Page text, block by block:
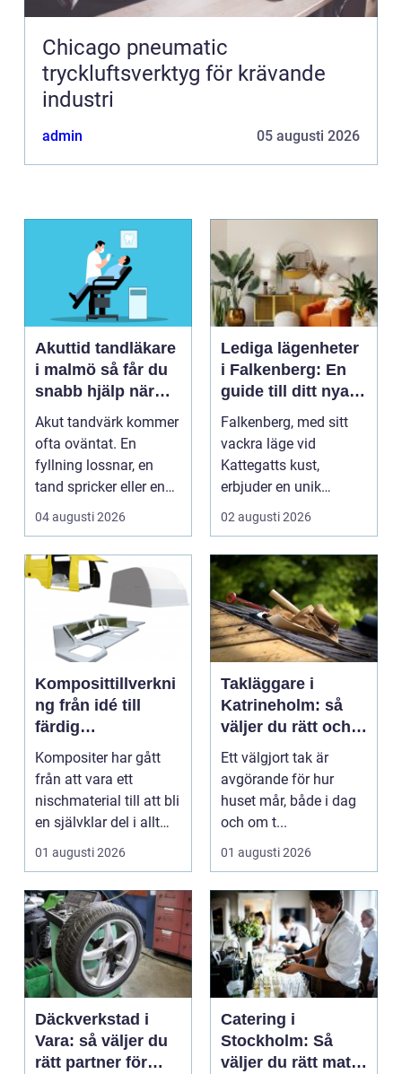
Chicago pneumatic
tryckluftsverktyg för krävande
industri
admin 05 augusti 2026
Akuttid tandläkare
i malmö så får du
snabb hjälp när
tanden gör ont
Akut tandvärk kommer
ofta oväntat. En
fyllning lossnar, en
tand spricker eller en
visdomstand svulln...
04 augusti 2026
Lediga lägenheter
i Falkenberg: En
guide till ditt nya
hem
Falkenberg, med sitt
vackra läge vid
Kattegatts kust,
erbjuder en unik
livsupplevelse för ...
02 augusti 2026
Komposittillverkni
ng från idé till
färdig
högpresterande
produkt
Kompositer har gått
från att vara ett
nischmaterial till att bli
en självklar del i allt
från vindkr...
01 augusti 2026
Takläggare i
Katrineholm: så
väljer du rätt och
får ett tak som
håller
Ett välgjort tak är
avgörande för hur
huset mår, både i dag
och om t...
01 augusti 2026
Däckverkstad i
Vara: så väljer du
rätt partner för
Catering i
Stockholm: Så
väljer du rätt mat